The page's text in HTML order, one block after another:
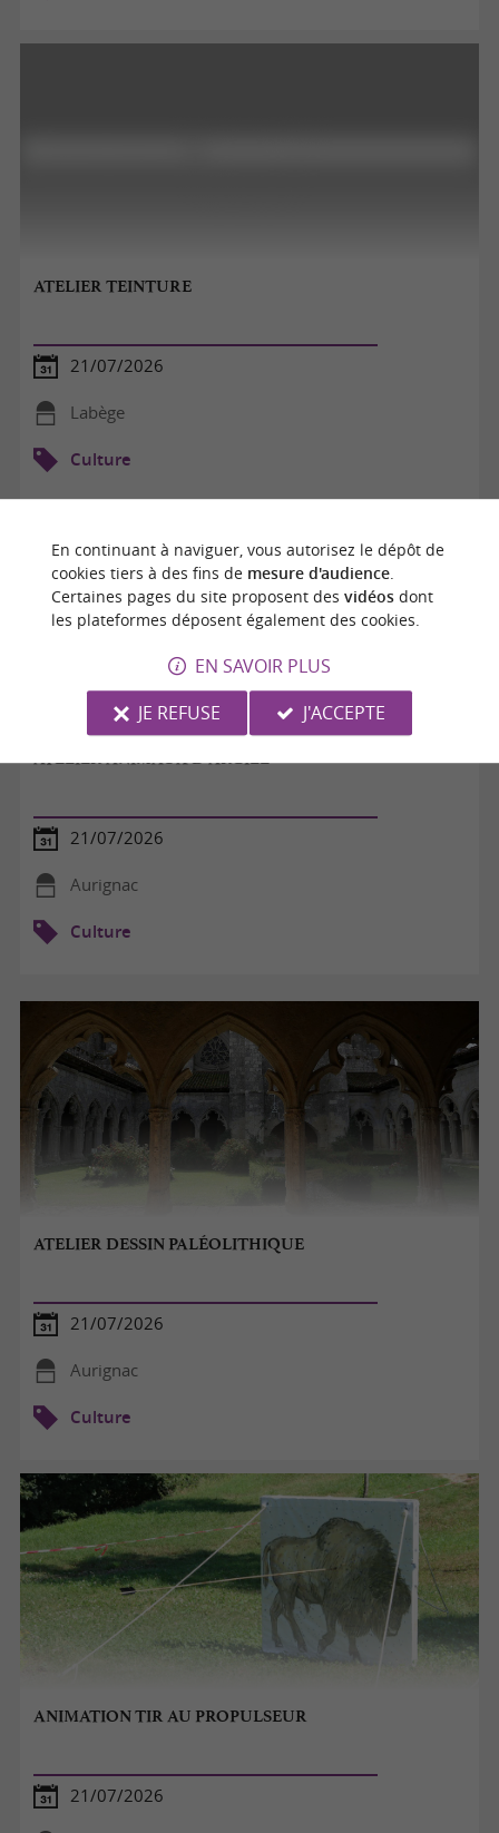
ATELIER TEINTURE
21/07/2026
Labège
Culture
ATELIER ANIMAUX D'ARGILE
21/07/2026
Aurignac
Culture
ATELIER DESSIN PALÉOLITHIQUE
21/07/2026
Aurignac
Culture
ANIMATION TIR AU PROPULSEUR
21/07/2026
En continuant à naviguer, vous autorisez le dépôt de
cookies tiers à des fins de mesure d'audience.
Certaines pages du site proposent des vidéosdont
les plateformes déposent également des cookies.
EN SAVOIR PLUS
JE REFUSE
J'ACCEPTE